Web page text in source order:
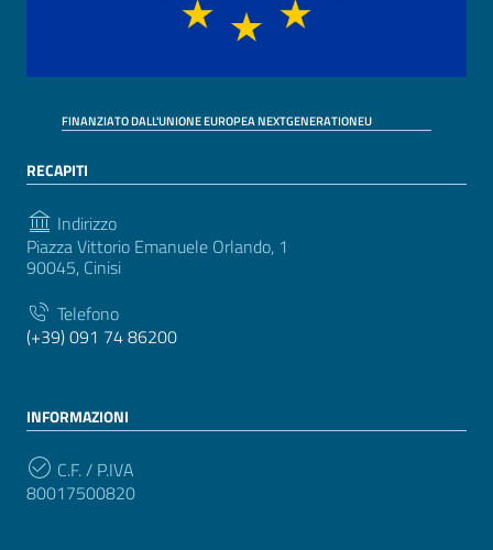
FINANZIATO DALL'UNIONE EUROPEA NEXTGENERATIONEU
RECAPITI
Indirizzo
Piazza Vittorio Emanuele Orlando, 1
90045, Cinisi
Telefono
(+39) 091 74 86200
INFORMAZIONI
C.F. / P.IVA
80017500820